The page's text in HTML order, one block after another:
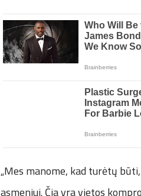
„Mes manome, kad turėtų
asmeniui. Čia yra vietos